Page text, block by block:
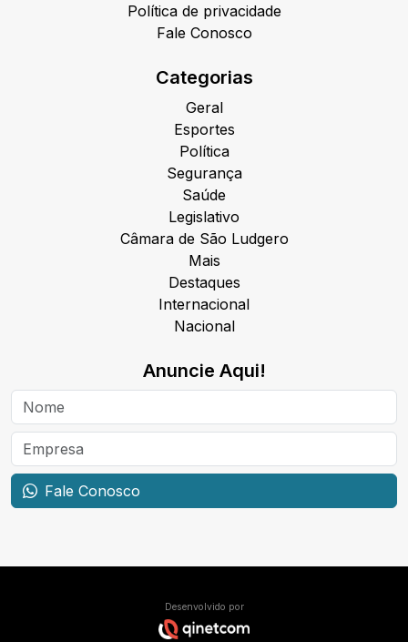
Política de privacidade
Fale Conosco
Categorias
Geral
Esportes
Política
Segurança
Saúde
Legislativo
Câmara de São Ludgero
Mais
Destaques
Internacional
Nacional
Anuncie Aqui!
Fale Conosco
Desenvolvido por